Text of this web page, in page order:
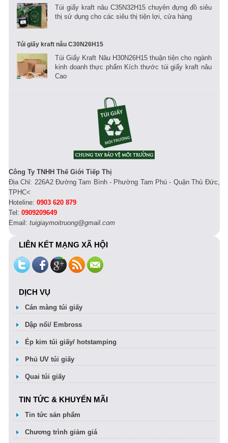
Túi giấy kraft nâu C35N32H15 chuyên đựng đồ siêu
thị sử dụng cho các siêu thị tiện lợi, cửa hàng
Túi giấy kraft nâu C30N26H15
Túi Giấy Kraft Nâu H30N26H15 thuận tiện cho ngành
kinh doanh thực phẩm Kích thước túi giấy kraft nâu
Cao
Công Ty TNHH Thế Giới Tiếp Thị
Địa Chỉ: 226A2 Đường Tam Bình - Phường Tam Phú - Quận Thủ Đức,
TPHC<
Hoteline: 0903 620 879
Tel: 0909209649
Email: tuigiaymoitruong@gmail.com
LIÊN KẾT MẠNG XÃ HỘI
DỊCH VỤ
Cán màng túi giấy
Dập nổi/ Embross
Ép kim túi giấy/ hotstamping
Phủ UV túi giấy
Quai túi giấy
TIN TỨC & KHUYẾN MÃI
Tin tức sản phẩm
Chương trình giảm giá